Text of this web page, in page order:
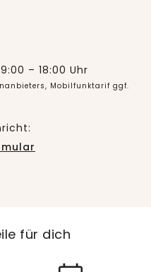
– 18:00 Uhr
Mobilfunktarif ggf.
für dich